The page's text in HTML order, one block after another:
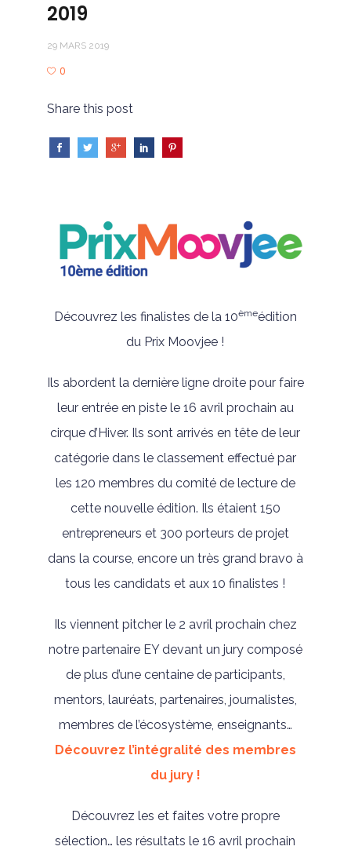
2019
29 MARS 2019
0
Share this post
Découvrez les finalistes de la 10èmeédition
du Prix Moovjee !
Ils abordent la dernière ligne droite pour faire
leur entrée en piste le 16 avril prochain au
cirque d’Hiver. Ils sont arrivés en tête de leur
catégorie dans le classement effectué par
les 120 membres du comité de lecture de
cette nouvelle édition. Ils étaient 150
entrepreneurs et 300 porteurs de projet
dans la course, encore un très grand bravo à
tous les candidats et aux 10 finalistes !
Ils viennent pitcher le 2 avril prochain chez
notre partenaire EY devant un jury composé
de plus d’une centaine de participants,
mentors, lauréats, partenaires, journalistes,
membres de l’écosystème, enseignants…
Découvrez l’intégralité des membres
du jury !
Découvrez les et faites votre propre
sélection… les résultats le 16 avril prochain